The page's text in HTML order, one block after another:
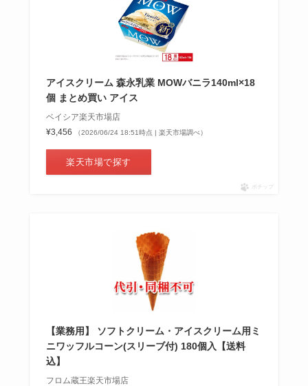
アイスクリーム 森永乳業 MOWバニラ140ml×18
個 まとめ買い アイス
ベイシア楽天市場店
¥3,456
（2026/06/24 18:51時点 | 楽天市場調べ）
楽天市場で探す
ポチップ
【業務用】 ソフトクリーム・アイスクリーム用ミ
ニワッフルコーン(スリーブ付) 180個入【送料
込】
フロム蔵王楽天市場店